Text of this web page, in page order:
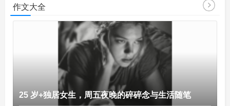
作文大全
多 >>
25 岁+独居女生，周五夜晚的碎碎念与生活随笔